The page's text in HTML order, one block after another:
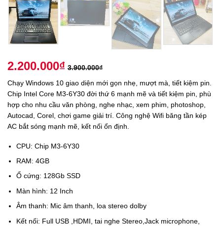
2.200.000₫ 3.900.000₫
Chạy Windows 10 giao diện mới gọn nhẹ, mượt mà, tiết kiệm pin.
Chip Intel Core M3-6Y30 đời thứ 6 mạnh mẽ và tiết kiệm pin, phù
hợp cho nhu cầu văn phòng, nghe nhạc, xem phim, photoshop,
Autocad, Corel, chơi game giải trí. Công nghệ Wifi băng tần kép
AC bắt sóng mạnh mẽ, kết nối ổn định.
CPU: Chip M3-6Y30
RAM: 4GB
Ổ cứng: 128Gb SSD
Màn hình: 12 Inch
Âm thanh: Mic âm thanh, loa stereo dolby
Kết nối: Full USB ,HDMI, tai nghe Stereo,Jack microphone,